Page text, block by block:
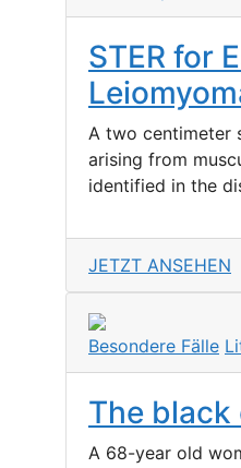
STER for
A two centimeter
arising from
identified in the
JETZT ANSEHEN
Besondere Fälle
The black
A 68-year old